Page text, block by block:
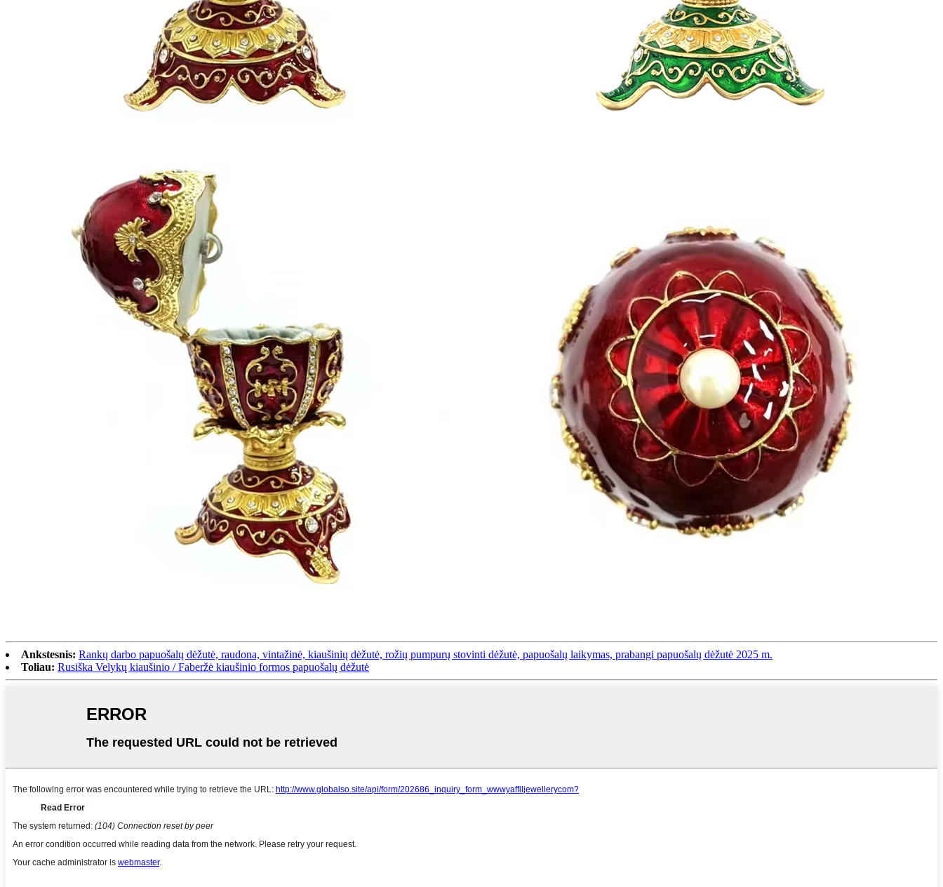
Ankstesnis: Rankų darbo papuošalų dėžutė, raudona, vintažinė, kiaušinių dėžutė, rožių pumpurų stovinti dėžutė, papuošalų laikymas, prabangi papuošalų dėžutė 2025 m.
Toliau: Rusiška Velykų kiaušinio / Faberžė kiaušinio formos papuošalų dėžutė